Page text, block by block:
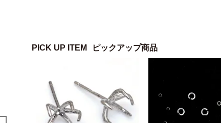
PICK UP ITEM ピックアップ商品